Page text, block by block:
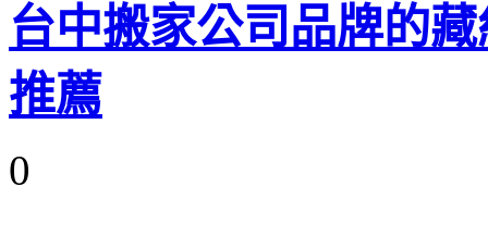
台中搬家公司品牌的
推薦
0